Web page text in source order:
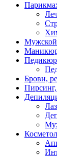
Мужской
Педикюр
Брови,